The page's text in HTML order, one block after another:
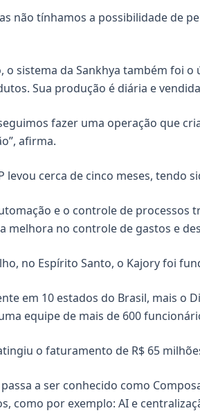
não tínhamos a possibilidade de
o sistema da Sankhya também foi
Sua produção é diária e
fazer uma operação que
afirma.
levou cerca de cinco meses, tendo
e o controle de
melhora no controle de gastos e
no Espírito Santo, o Kajory foi
em 10 estados do Brasil, mais o
equipe de mais de 600
o faturamento de R$ 65
a ser conhecido como
como por exemplo: AI e